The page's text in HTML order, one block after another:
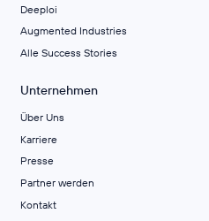
Deeploi
Augmented Industries
Alle Success Stories
Unternehmen
Über Uns
Karriere
Presse
Partner werden
Kontakt